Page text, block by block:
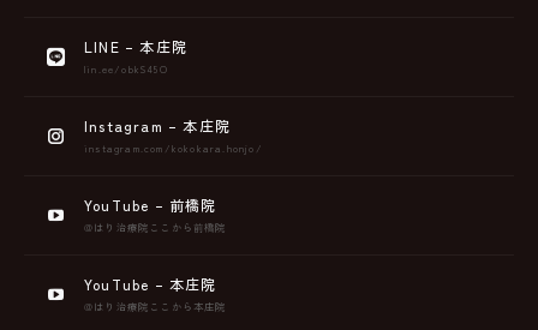
LINE – 本庄院
lin.ee/obkS45O
Instagram – 本庄院
instagram.com/kokokara.honjo/
YouTube – 前橋院
@はり治療院ここから前橋院
YouTube – 本庄院
@はり治療院ここから本庄院